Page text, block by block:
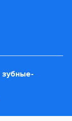
зубные-